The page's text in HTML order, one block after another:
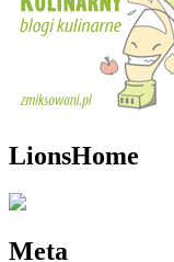
LionsHome
Meta